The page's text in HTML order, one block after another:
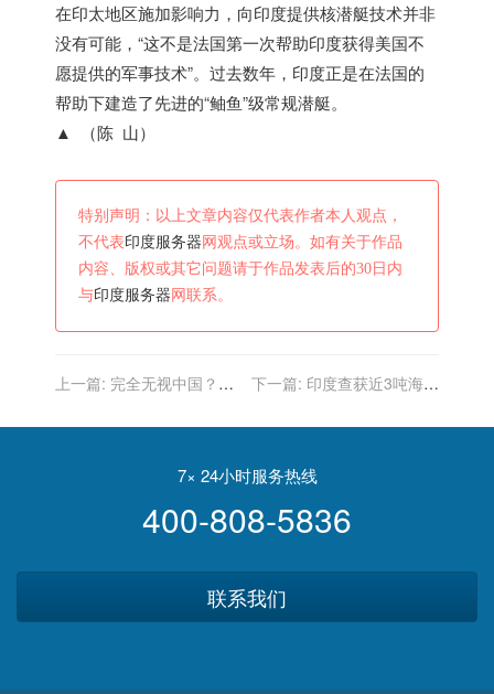
在印太地区施加影响力，向印度提供核潜艇技术并非
没有可能，“这不是法国第一次帮助印度获得美国不
愿提供的军事技术”。过去数年， 印度正是在法国的
帮助下建造了先进的“鲉鱼”级常规潜艇。
▲ （陈 山）
特别声明：以上文章内容仅代表作者本人观点，
不代表印度服务器 网观点或立场。如有关于作品
内容、版权或其它问题请于作品发表后的30日内
与印度服务器 网联系。
上一篇: 完全无视中国？法
出售核潜艇
下一篇: 印度查获近3吨海洛
7× 24小时服务热线
400-808-5836
联系我们